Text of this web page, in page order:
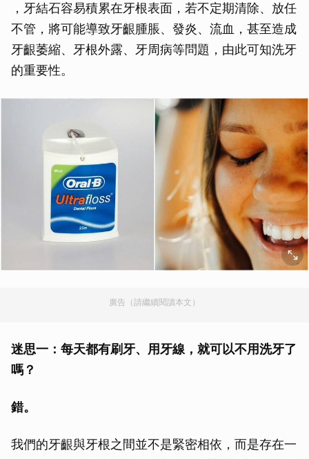
，牙結石容易積累在牙根表面，若不定期清除、放任
不管，將可能導致牙齦腫脹、發炎、流血，甚至造成
牙齦萎縮、牙根外露、牙周病等問題，由此可知洗牙
的重要性。
廣告（請繼續閱讀本文）
迷思一：每天都有刷牙、用牙線，就可以不用洗牙了
嗎？
錯。
我們的牙齦與牙根之間並不是緊密相依，而是存在一